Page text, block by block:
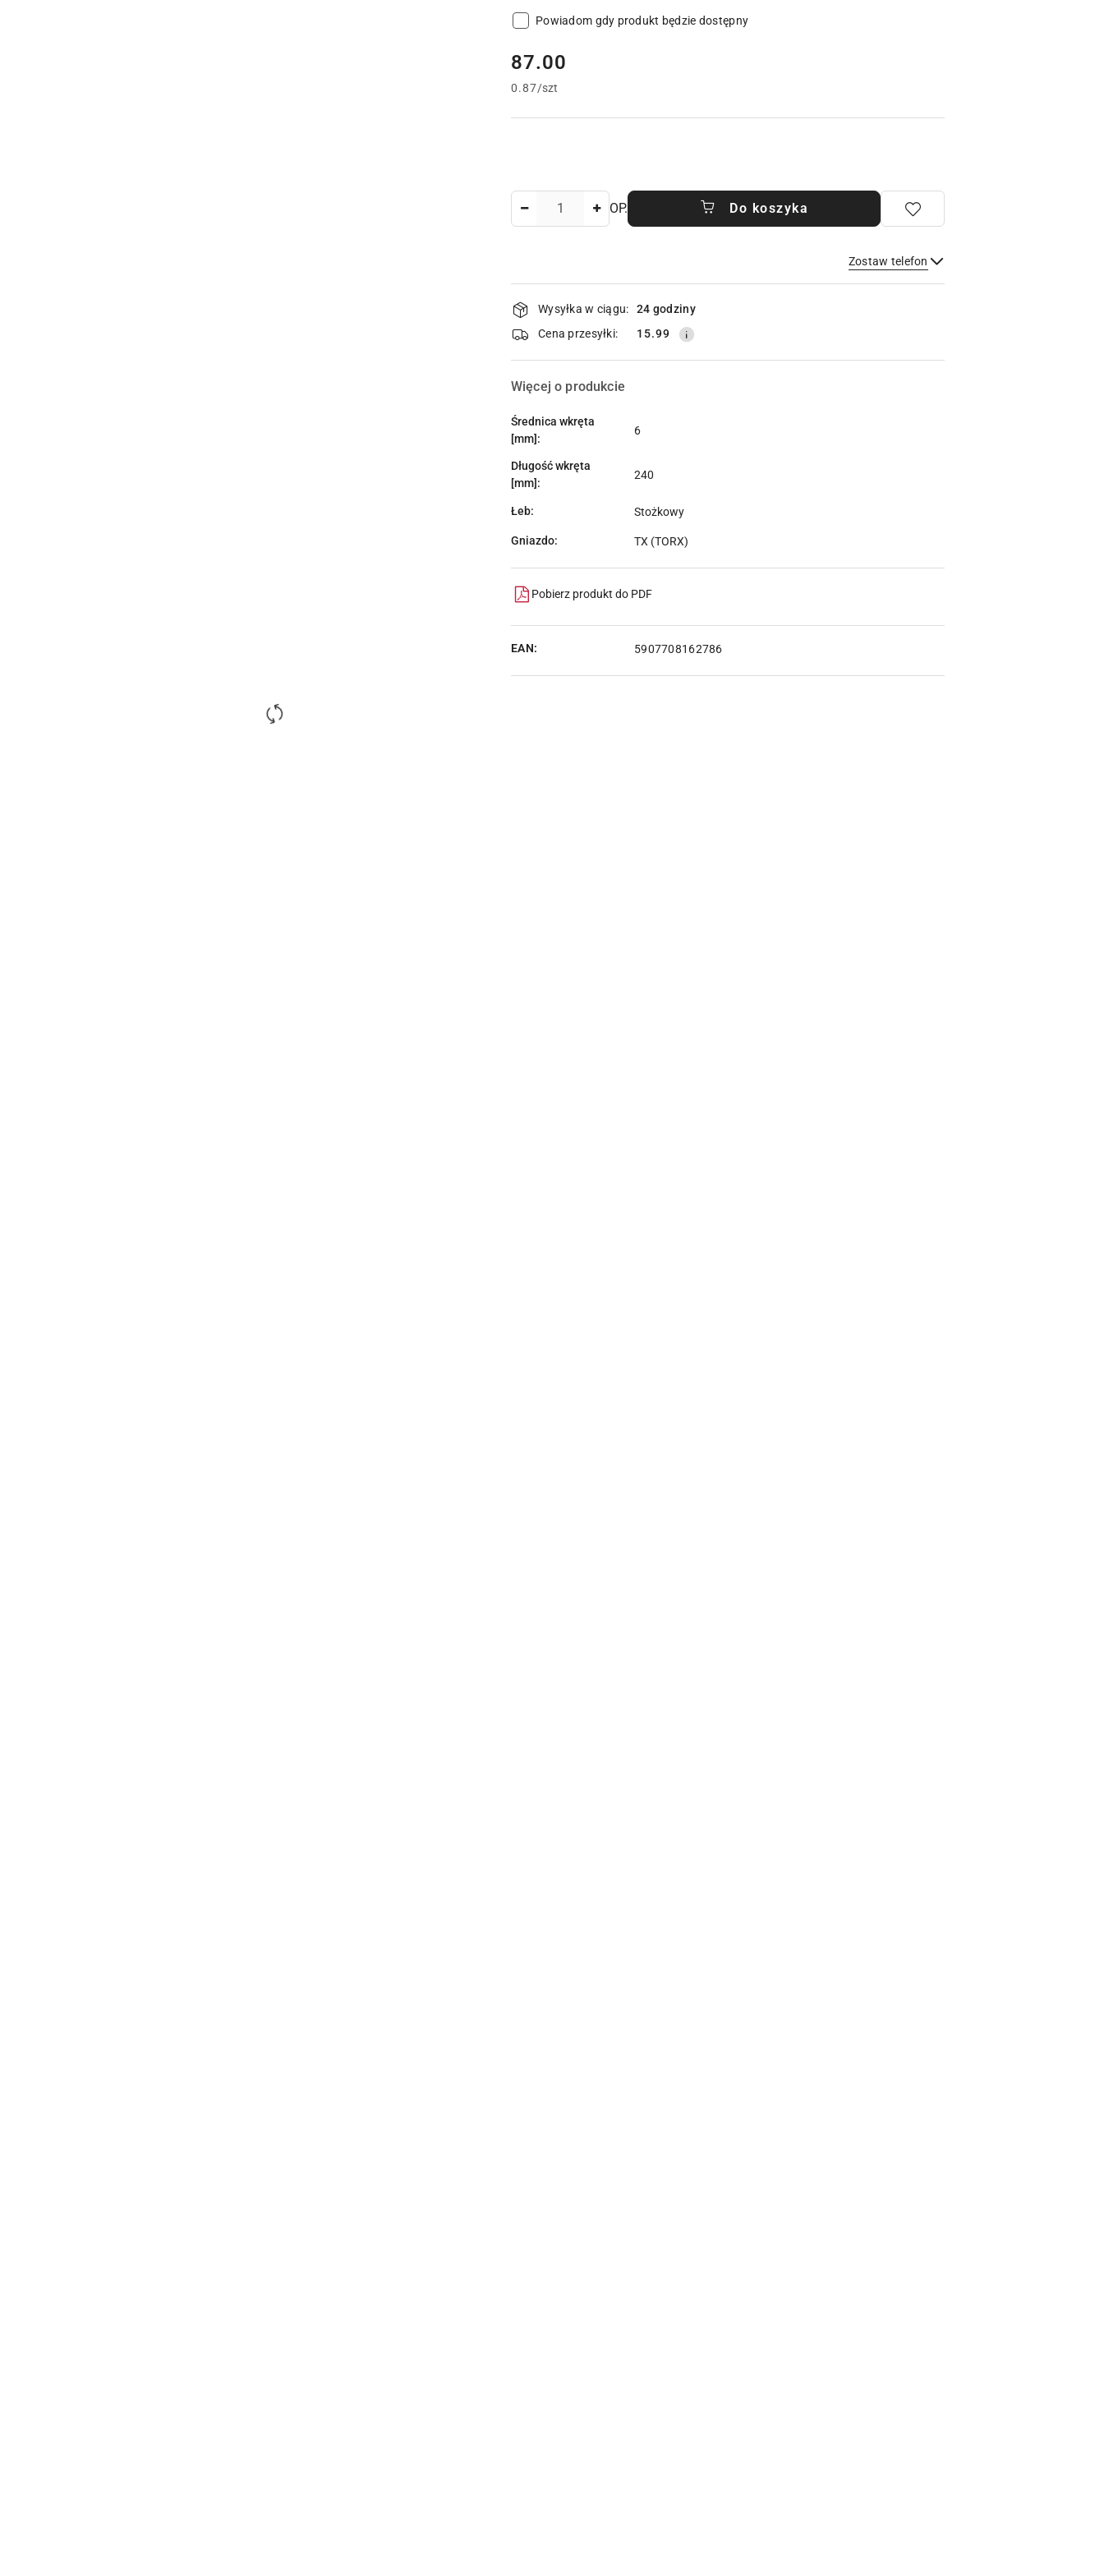
Powiadom gdy produkt będzie dostępny
cena:
87.00
0.87/szt
OP. Do koszyka
Zostaw telefon
Wyślij
Dostępność
i
dostawa
Wysyłka w ciągu:
24 godziny
Cena przesyłki:
15.99
Więcej o produkcie
Średnica wkręta
[mm]:
6
Długość wkręta
[mm]:
240
Łeb: Stożkowy
Gniazdo: TX (TORX)
Pobierz produkt do PDF
EAN: 5907708162786